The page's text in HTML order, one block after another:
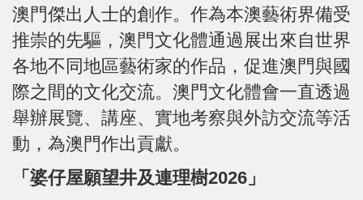
澳門傑出人士的創作。作為本澳藝術界備受
推崇的先驅，澳門文化體通過展出來自世界
各地不同地區藝術家的作品，促進澳門與國
際之間的文化交流。澳門文化體會一直透過
舉辦展覽、講座、實地考察與外訪交流等活
動，為澳門作出貢獻。
「婆仔屋願望井及連理樹2026」